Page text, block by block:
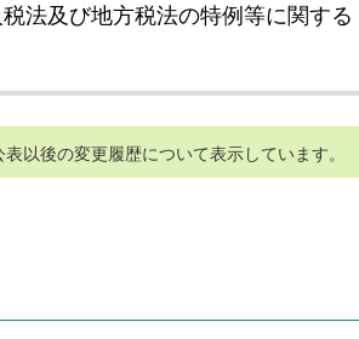
法及び地方税法の特例等に関する
表以後の変更履歴について表示しています。